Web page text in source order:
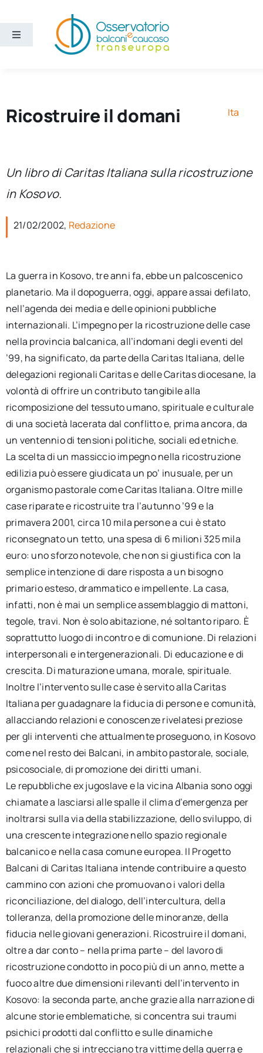
contenuto
Toggle
Sezioni
Chi siamo
per:
Newsletter
Ita
Ricostruire il domani Ita
Un libro di Caritas Italiana sulla ricostruzione
in Kosovo.
21/02/2002, Redazione
La guerra in Kosovo, tre anni fa, ebbe un palcoscenico
planetario. Ma il dopoguerra, oggi, appare assai defilato,
nell’agenda dei media e delle opinioni pubbliche
internazionali. L’impegno per la ricostruzione delle case
nella provincia balcanica, all’indomani degli eventi del
’99, ha significato, da parte della Caritas Italiana, delle
delegazioni regionali Caritas e delle Caritas diocesane, la
volontà di offrire un contributo tangibile alla
ricomposizione del tessuto umano, spirituale e culturale
di una società lacerata dal conflitto e, prima ancora, da
un ventennio di tensioni politiche, sociali ed etniche.
La scelta di un massiccio impegno nella ricostruzione
edilizia può essere giudicata un po’ inusuale, per un
organismo pastorale come Caritas Italiana. Oltre mille
case riparate e ricostruite tra l’autunno ’99 e la
primavera 2001, circa 10 mila persone a cui è stato
riconsegnato un tetto, una spesa di 6 milioni 325 mila
euro: uno sforzo notevole, che non si giustifica con la
semplice intenzione di dare risposta a un bisogno
primario esteso, drammatico e impellente. La casa,
infatti, non è mai un semplice assemblaggio di mattoni,
tegole, travi. Non è solo abitazione, né soltanto riparo. È
soprattutto luogo di incontro e di comunione. Di relazioni
interpersonali e intergenerazionali. Di educazione e di
crescita. Di maturazione umana, morale, spirituale.
Inoltre l’intervento sulle case è servito alla Caritas
Italiana per guadagnare la fiducia di persone e comunità,
allacciando relazioni e conoscenze rivelatesi preziose
per gli interventi che attualmente proseguono, in Kosovo
come nel resto dei Balcani, in ambito pastorale, sociale,
psicosociale, di promozione dei diritti umani.
Le repubbliche ex jugoslave e la vicina Albania sono oggi
chiamate a lasciarsi alle spalle il clima d’emergenza per
inoltrarsi sulla via della stabilizzazione, dello sviluppo, di
una crescente integrazione nello spazio regionale
balcanico e nella casa comune europea. Il Progetto
Balcani di Caritas Italiana intende contribuire a questo
cammino con azioni che promuovano i valori della
riconciliazione, del dialogo, dell’intercultura, della
tolleranza, della promozione delle minoranze, della
fiducia nelle giovani generazioni. Ricostruire il domani,
oltre a dar conto – nella prima parte – del lavoro di
ricostruzione condotto in poco più di un anno, mette a
fuoco altre due dimensioni rilevanti dell’intervento in
Kosovo: la seconda parte, anche grazie alla narrazione di
alcune storie emblematiche, si concentra sui traumi
psichici prodotti dal conflitto e sulle dinamiche
relazionali che si intrecciano tra vittime della guerra e